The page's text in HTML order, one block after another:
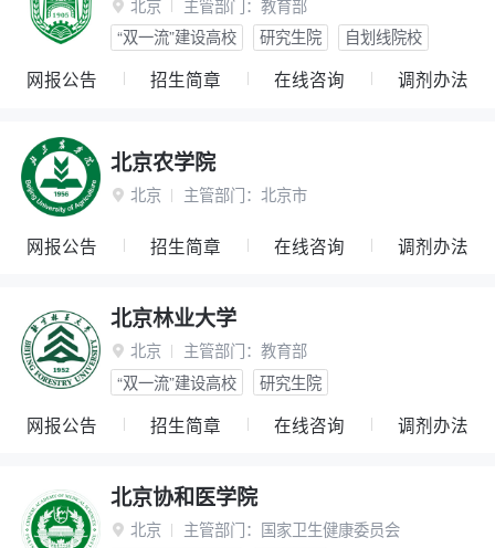
 北京 主管部门： 教育部
“双一流”建设高校
研究生院 自划线院校
网报公告 招生简章 在线咨询 调剂办法
北京农学院
 北京 主管部门： 北京市
网报公告 招生简章 在线咨询 调剂办法
北京林业大学
 北京 主管部门： 教育部
“双一流”建设高校
研究生院
网报公告 招生简章 在线咨询 调剂办法
北京协和医学院
 北京 主管部门： 国家卫生健康委员会